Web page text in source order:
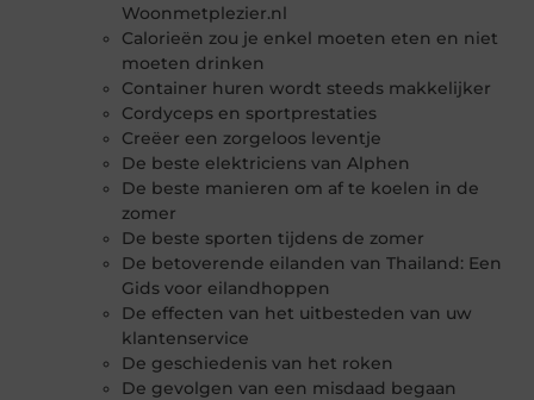
Woonmetplezier.nl
Calorieën zou je enkel moeten eten en niet
moeten drinken
Container huren wordt steeds makkelijker
Cordyceps en sportprestaties
Creëer een zorgeloos leventje
De beste elektriciens van Alphen
De beste manieren om af te koelen in de
zomer
De beste sporten tijdens de zomer
De betoverende eilanden van Thailand: Een
Gids voor eilandhoppen
De effecten van het uitbesteden van uw
klantenservice
De geschiedenis van het roken
De gevolgen van een misdaad begaan